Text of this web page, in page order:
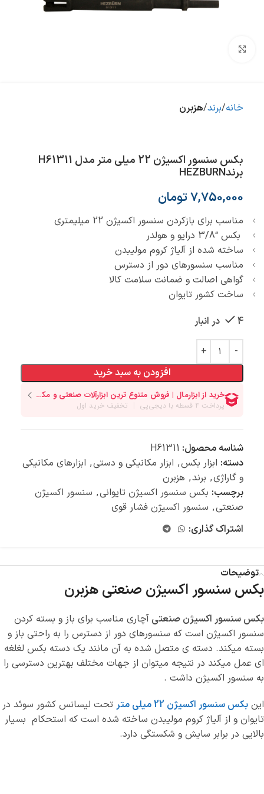
خانه برند هزبرن
بکس سنسور اکسیژن 22 میلی متر مدل H61311
برندHEZBURN
7,750,000تومان
مناسب برای بازکردن سنسور اکسیژن 22 میلیمتری
بکس “3/8 درایو و هولدر
ساخته شده از آلیاژ کروم مولیبدن
مناسب سنسورهای دور از دسترس
گواهی اصالت و ضمانت سلامت کالا
ساخت کشور تایوان
4 در انبار
افزودن به سبد خرید
شناسه محصول: H61311
دسته: ابزار بکس, ابزار مکانیکی و دستی, ابزارهای مکانیکی
و گاراژی, برند, هزبرن
برچسب: بکس سنسور اکسیژن تایوانی, سنسور اکسیژن
صنعتی, سنسور اکسیژن فشار قوی
اشتراک گذاری:
توضیحات
بکس سنسور اکسیژن صنعتی هزبرن
بکس سنسور اکسیژن صنعتی آچاری مناسب برای باز و بسته کردن
سنسور اکسیژن است که سنسورهای دور از دسترس را به راحتی باز و
بسته میکند. دسته ی متصل شده به آن مانند یک دسته بکس لغلغه
ای عمل میکند در نتیجه میتوان از جهات مختلف بهترین دسترسی را
به سنسور اکسیژن داشت .
این بکس سنسور اکسیژن 22 میلی متر
تحت لیسانس کشور سوئد در
تایوان و از آلیاژ کروم مولیبدن ساخته شده است که استحکام بسیار
بالایی در برابر سایش و شکستگی دارد.